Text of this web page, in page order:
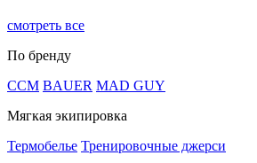
смотреть все
По бренду
CCM BAUER MAD GUY
Мягкая экипировка
Термобелье Тренировочные джерси